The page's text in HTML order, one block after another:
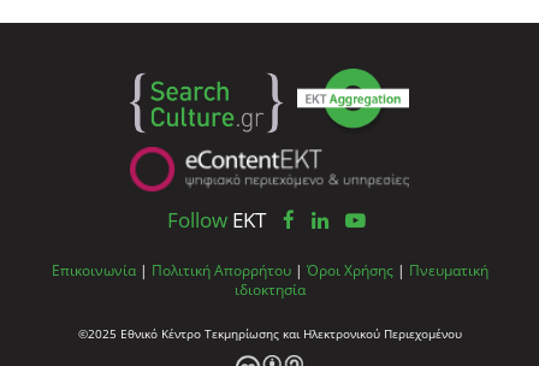
Follow EKT
Επικοινωνία | Πολιτική Απορρήτου | Όροι Χρήσης | Πνευματική
ιδιοκτησία
©2025 Εθνικό Κέντρο Τεκμηρίωσης και Ηλεκτρονικού Περιεχομένου